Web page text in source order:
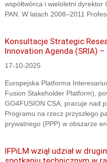
współtwórca i wieloletni
PAN. W latach 2008–2011
Konsultacje Strategic
Innovation Agenda (SRIA)
17-10-2025
Europejska Platforma
Fusion Stakeholder Platform),
GO4FUSION CSA, pracuje nad
Programu na rzecz przyszłego
prywatnego (PPP) w obszarze
IFPiLM wziął udział w